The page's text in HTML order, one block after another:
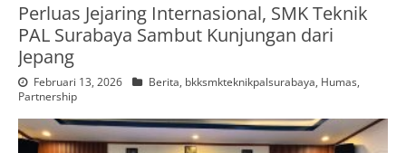
Perluas Jejaring Internasional, SMK Teknik
PAL Surabaya Sambut Kunjungan dari
Jepang
Februari 13, 2026 Berita, bkksmkteknikpalsurabaya, Humas,
Partnership